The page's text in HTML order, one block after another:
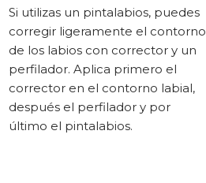
Si utilizas un pintalabios, puedes
corregir ligeramente el contorno
de los labios con corrector y un
perfilador. Aplica primero el
corrector en el contorno labial,
después el perfilador y por
último el pintalabios.